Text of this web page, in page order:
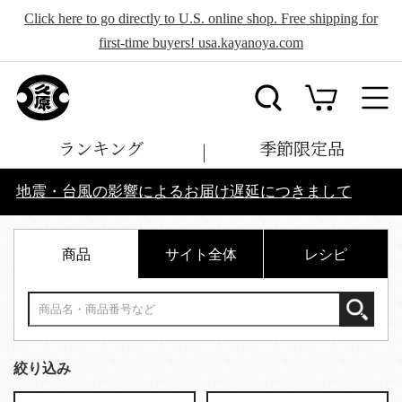
Click here to go directly to U.S. online shop. Free shipping for
first-time buyers! usa.kayanoya.com
ランキング 季節限定品
地震・台風の影響によるお届け遅延につきまして
商品 サイト全体 レシピ
絞り込み